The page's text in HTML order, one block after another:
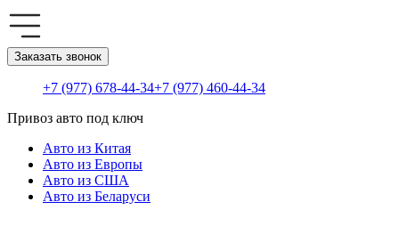
Заказать звонок
+7 (977) 678-44-34+7 (977) 460-44-34
Привоз авто под ключ
Авто из Китая
Авто из Европы
Авто из США
Авто из Беларуси